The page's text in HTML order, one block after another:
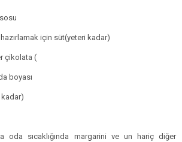
için süt(yeteri kadar)
çikolata (
boyası
kadar)
oda sıcaklığında margarini ve un hariç diğer